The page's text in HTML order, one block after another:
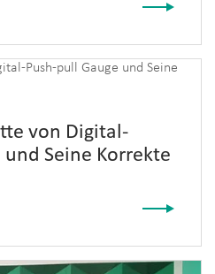
von Digital-
und Seine Korrekte